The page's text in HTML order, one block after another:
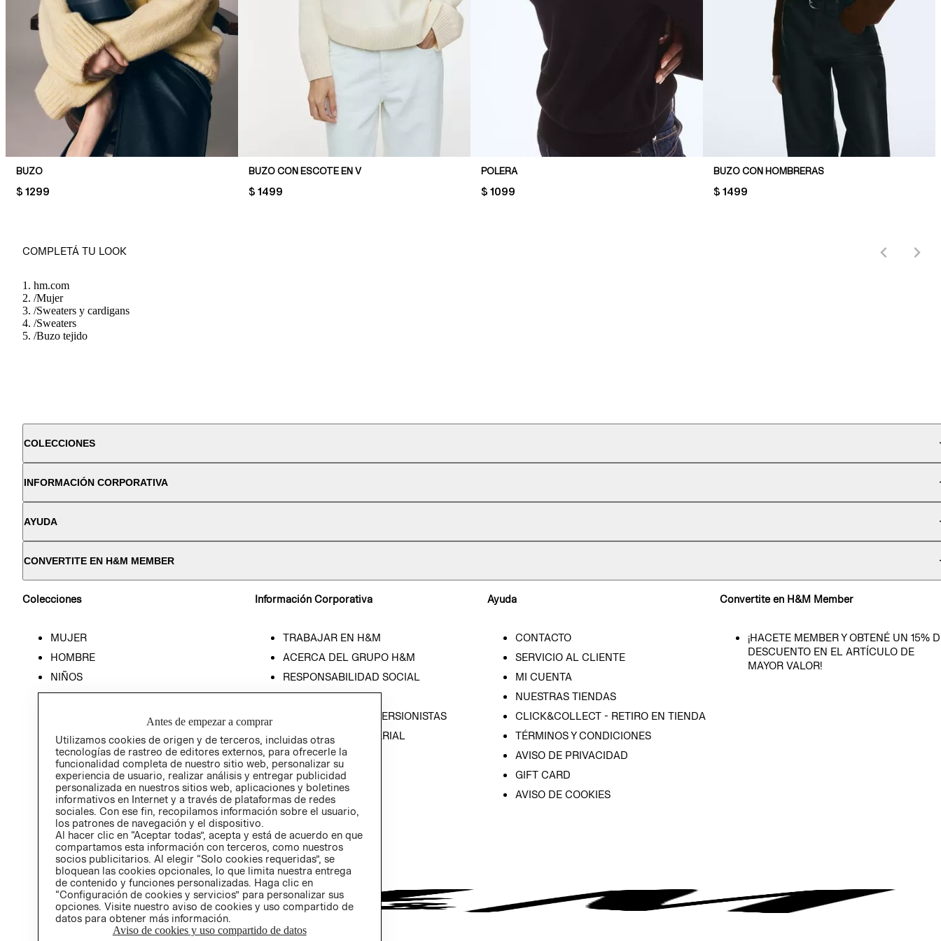
BUZO
PRICE:
$ 1299
BUZO CON ESCOTE EN V
PRICE:
$ 1499
POLERA
PRICE:
$ 1099
BUZO CON HOMBRERAS
PRICE:
$ 1499
COMPLETÁ TU LOOK
hm.com
/Mujer
/Sweaters y cardigans
/Sweaters
/Buzo tejido
COLECCIONES
INFORMACIÓN CORPORATIVA
AYUDA
CONVERTITE EN H&M MEMBER
Colecciones
MUJER
HOMBRE
NIÑOS
HOME
Información Corporativa
TRABAJAR EN H&M
ACERCA DEL GRUPO H&M
RESPONSABILIDAD SOCIAL
PRENSA
RELACIÓN CON INVERSIONISTAS
POLÍTICA EMPRESARIAL
Ayuda
CONTACTO
SERVICIO AL CLIENTE
MI CUENTA
NUESTRAS TIENDAS
CLICK&COLLECT - RETIRO EN TIENDA
TÉRMINOS Y CONDICIONES
AVISO DE PRIVACIDAD
GIFT CARD
AVISO DE COOKIES
Convertite en H&M Member
¡HACETE MEMBER Y OBTENÉ UN 15%
DESCUENTO EN EL ARTÍCULO DE
MAYOR VALOR!
Antes de empezar a comprar
Utilizamos cookies de origen y de terceros, incluidas otras
tecnologías de rastreo de editores externos, para ofrecerle la
funcionalidad completa de nuestro sitio web, personalizar su
experiencia de usuario, realizar análisis y entregar publicidad
personalizada en nuestros sitios web, aplicaciones y boletines
informativos en Internet y a través de plataformas de redes
sociales. Con ese fin, recopilamos información sobre el usuario,
los patrones de navegación y el dispositivo.
Al hacer clic en “Aceptar todas”, acepta y está de acuerdo en que
compartamos esta información con terceros, como nuestros
socios publicitarios. Al elegir “Solo cookies requeridas”, se
bloquean las cookies opcionales, lo que limita nuestra entrega
de contenido y funciones personalizadas. Haga clic en
“Configuración de cookies y servicios” para personalizar sus
opciones. Visite nuestro aviso de cookies y uso compartido de
datos para obtener más información.
Aviso de cookies y uso compartido de datos